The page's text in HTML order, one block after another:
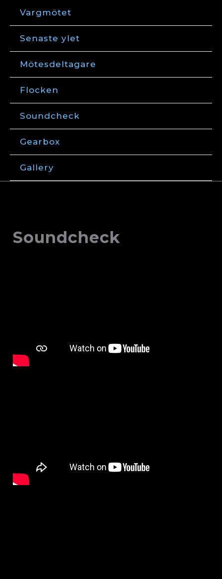
innehåll
Vargmötet
Senaste ylet
Mötesdeltagare
Flocken
Soundcheck
Gearbox
Gallery
Soundcheck